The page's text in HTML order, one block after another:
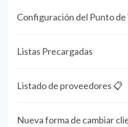
Configuración del Punto de
Listas Precargadas
Listado de proveedores 📋
Nueva forma de cambiar